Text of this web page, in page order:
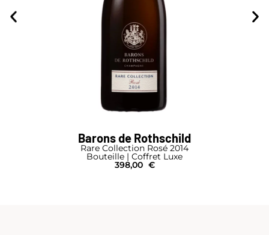
Barons de Rothschild
Rare Collection Rosé 2014
Bouteille | Coffret Luxe
398,00 €